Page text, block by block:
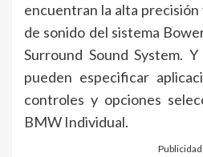
encuentran la alta precisión
de sonido del sistema
Surround Sound System.
pueden especificar
controles y opciones
BMW Individual.
Publicidad